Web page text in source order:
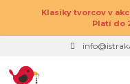
Klasiky tvorcov v
Platí do